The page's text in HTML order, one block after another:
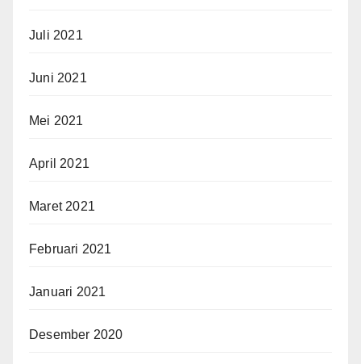
Juli 2021
Juni 2021
Mei 2021
April 2021
Maret 2021
Februari 2021
Januari 2021
Desember 2020